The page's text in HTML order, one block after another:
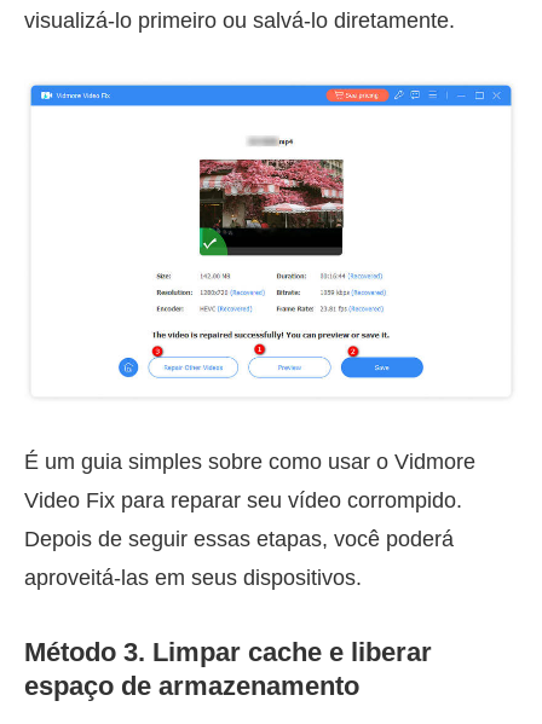
visualizá-lo primeiro ou salvá-lo diretamente.
É um guia simples sobre como usar o Vidmore
Video Fix para reparar seu vídeo corrompido.
Depois de seguir essas etapas, você poderá
aproveitá-las em seus dispositivos.
Método 3. Limpar cache e liberar
espaço de armazenamento